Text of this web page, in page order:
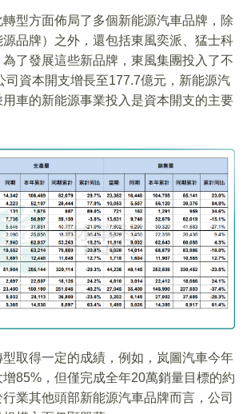
型方面佈局了多個新能源汽車品牌，除
品牌）之外，還包括東風奕派、猛士科
了發展這些新品牌，東風集團投入了不
司資本開支增長至177.7億元，新能源汽
車的新能源事業投入是資本開支的主要
取得一定的成績，例如，岚圖汽車今年
85%，但僅完成全年20萬銷量目標的約
業其他頭部新能源汽車品牌而言，公司